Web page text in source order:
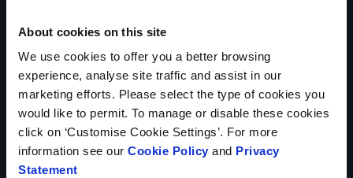
About cookies on this site
We use cookies to offer you a better browsing
experience, analyse site traffic and assist in our
marketing efforts. Please select the type of cookies you
would like to permit. To manage or disable these cookies
click on ‘Customise Cookie Settings’. For more
information see our Cookie Policy and Privacy
Statement
PAÍS*